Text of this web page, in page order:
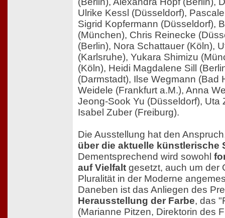
Ulrike Kessl (Düsseldorf),
Sigrid Kopfermann (Düsseldorf),
(München), Chris Reinecke
(Berlin), Nora Schattauer (Köln),
(Karlsruhe), Yukara Shimizu
(Köln), Heidi Magdalene Sill
(Darmstadt), Ilse Wegmann (Bad
Weidele (Frankfurt a.M.), Anna
Jeong-Sook Yu (Düsseldorf), Uta
Isabel Zuber (Freiburg).
Die Ausstellung hat den
über die aktuelle künstlerische
Dementsprechend wird sowohl
auf Vielfalt gesetzt, auch um der
Pluralität in der Moderne
Daneben ist das Anliegen des
Herausstellung der Farbe, das
(Marianne Pitzen, Direktorin des